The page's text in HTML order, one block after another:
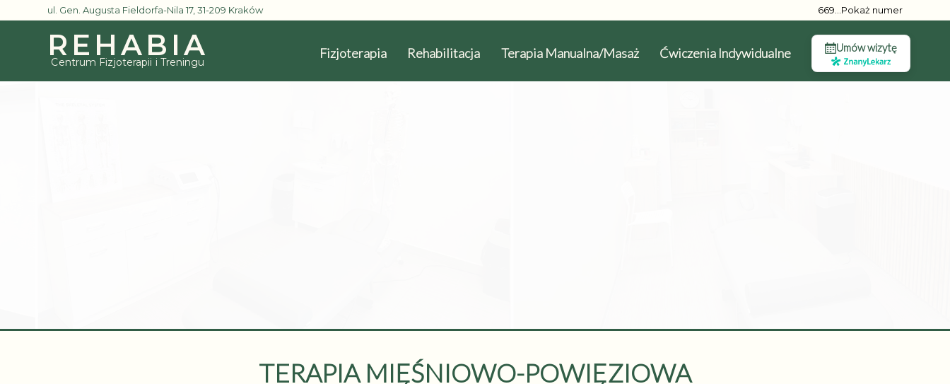
ul. Gen. Augusta Fieldorfa-Nila 17, 31-209 Kraków 669...Pokaż numer
REHABIA
Centrum Fizjoterapii i Treningu
Fizjoterapia Rehabilitacja Terapia Manualna/Masaż Ćwiczenia Indywidualne Umów wizytę
TERAPIA MIĘŚNIOWO-POWIĘZIOWA